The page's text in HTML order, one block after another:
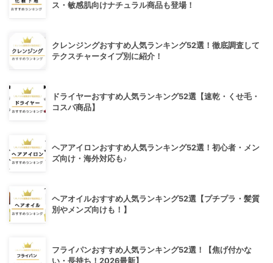
ス・敏感肌向けナチュラル商品も登場！
クレンジングおすすめ人気ランキング52選！徹底調査して
テクスチャータイプ別に紹介！
ドライヤーおすすめ人気ランキング52選【速乾・くせ毛・
コスパ商品】
ヘアアイロンおすすめ人気ランキング52選！初心者・メン
ズ向け・海外対応も♪
ヘアオイルおすすめ人気ランキング52選【プチプラ・髪質
別やメンズ向けも！】
フライパンおすすめ人気ランキング52選！【焦げ付かな
い・長持ち！2026最新】